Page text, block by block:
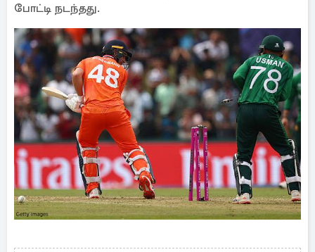
போட்டி நடந்தது.